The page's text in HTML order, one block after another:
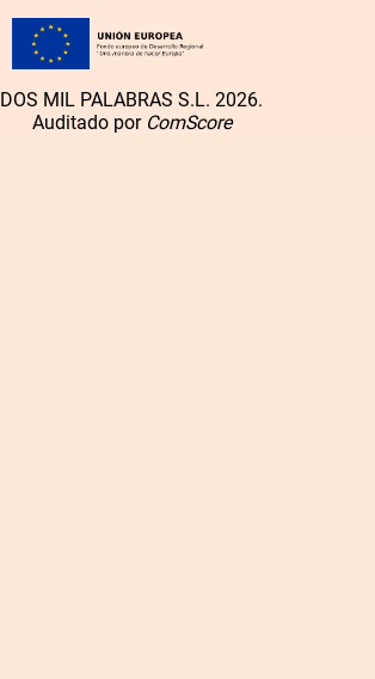
DOS MIL PALABRAS S.L. 2026.
Auditado por ComScore